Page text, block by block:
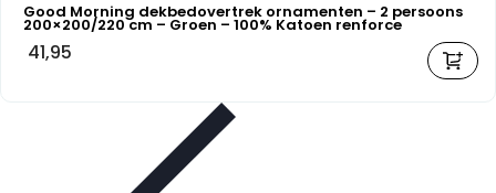
Good Morning dekbedovertrek ornamenten – 2 persoons
200×200/220 cm – Groen – 100% Katoen renforce
41,95